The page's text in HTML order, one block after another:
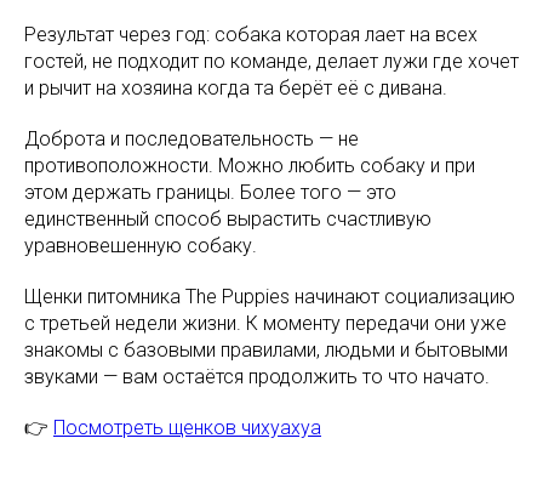
Результат через год: собака которая лает на всех
гостей, не подходит по команде, делает лужи где хочет
и рычит на хозяина когда та берёт её с дивана.
Доброта и последовательность — не
противоположности. Можно любить собаку и при
этом держать границы. Более того — это
единственный способ вырастить счастливую
уравновешенную собаку.
Щенки питомника The Puppies начинают социализацию
с третьей недели жизни. К моменту передачи они уже
знакомы с базовыми правилами, людьми и бытовыми
звуками — вам остаётся продолжить то что начато.
👉 Посмотреть щенков чихуахуа